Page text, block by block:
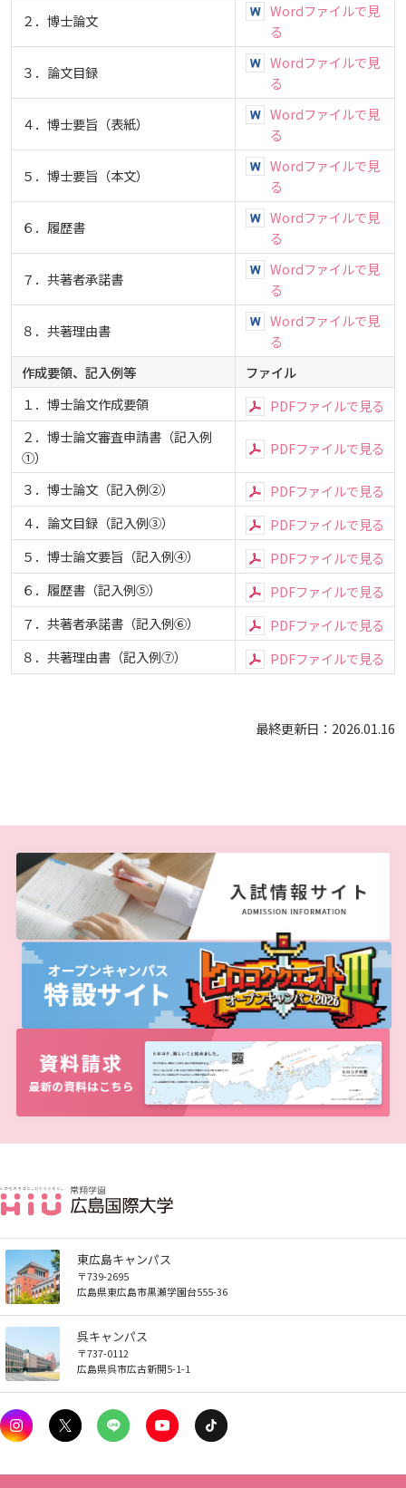
２．博士論文
Wordファイルで見
る
３．論文目録
Wordファイルで見
る
４．博士要旨（表紙）
Wordファイルで見
る
５．博士要旨（本文）
Wordファイルで見
る
６．履歴書
Wordファイルで見
る
７．共著者承諾書
Wordファイルで見
る
８．共著理由書
Wordファイルで見
る
作成要領、記入例等
ファイル
１．博士論文作成要領
PDFファイルで見る
２．博士論文審査申請書（記入例
①）
PDFファイルで見る
３．博士論文（記入例②）
PDFファイルで見る
４．論文目録（記入例③）
PDFファイルで見る
５．博士論文要旨（記入例④）
PDFファイルで見る
６．履歴書（記入例⑤）
PDFファイルで見る
７．共著者承諾書（記入例⑥）
PDFファイルで見る
８．共著理由書（記入例⑦）
PDFファイルで見る
最終更新日：2026.01.16
東広島キャンパス
〒739-2695
広島県東広島市黒瀬学園台555-36
呉キャンパス
〒737-0112
広島県呉市広古新開5-1-1